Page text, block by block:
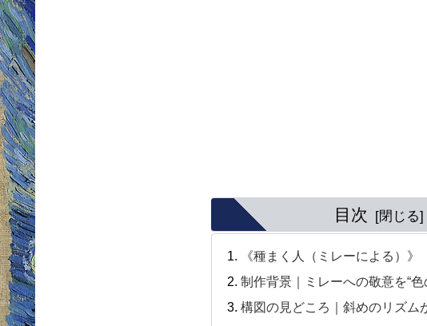
目次
《種まく人（ミレーによる）》
制作背景｜ミレーへの敬意を“
構図の見どころ｜斜めのリズム